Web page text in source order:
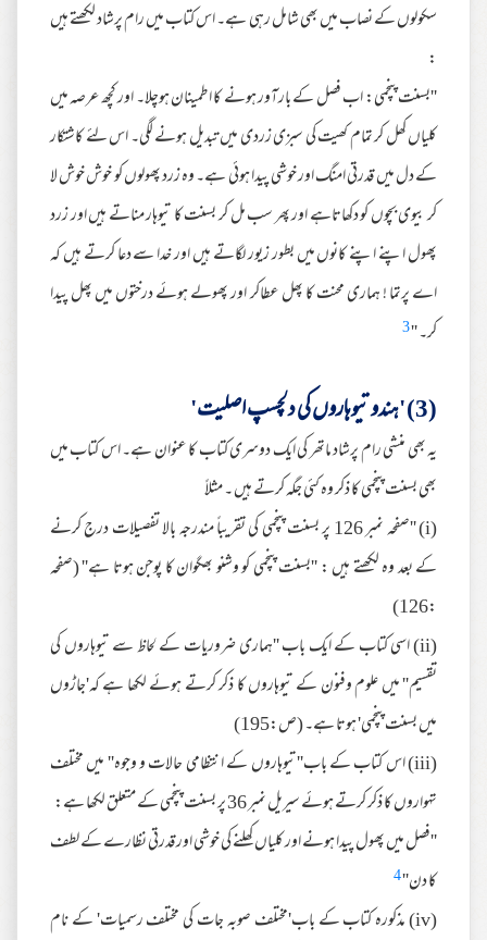
سکولوں کے نصاب میں بھی شامل رہی ہے۔ اس کتاب میں رام پرشاد لکھتے ہیں
:
''بسنت پنچمی: اب فصل کے بارآور ہونے کا اطمینان ہوچلا۔ اور کچھ عرصہ میں
کلیاں کھل کر تمام کھیت کی سبزی زردی میں تبدیل ہونے لگی۔ اس لئے کاشتکار
کے دل میں قدرتی امنگ اور خوشی پیدا ہوئی ہے۔ وہ زرد پھولوں کو خوش خوش لا
کر بیوی بچوں کو دکھاتاہے اور پھر سب مل کر بسنت کا تیوہار مناتے ہیں اور زرد
پھول اپنے اپنے کانوں میں بطور زیور لگاتے ہیں اور خدا سے دعا کرتے ہیں کہ
اے پرتما ! ہماری محنت کا پھل عطاکر اور پھولے ہوئے درختوں میں پھل پیدا
کر۔ ''3
(3) 'ہندو تیوہاروں کی دلچسپ اصلیت'
یہ بھی منشی رام پرشاد ماتھر کی ایک دوسری کتاب کا عنوان ہے۔ اس کتاب میں
بھی بسنت پنچمی کا ذکر وہ کئی جگہ کرتے ہیں ۔ مثلاً
(i) ''صفحہ نمبر 126 پر بسنت پنچمی کی تقریباً مندرجہ بالا تفصیلات درج کرنے
کے بعد وہ لکھتے ہیں : ''بسنت پنچمی کو وشنو بھگوان کا پوجن ہوتا ہے'' (صفحہ
:126)
(ii) اسی کتاب کے ایک باب ''ہماری ضروریات کے لحاظ سے تیوہاروں کی
تقسیم'' میں علوم وفنون کے تیوہاروں کا ذکر کرتے ہوئے لکھا ہے کہ'جاڑوں
میں بسنت پنچمی' ہوتا ہے۔ (ص:195)
(iii) اس کتاب کے باب''تیوہاروں کے انتظامی حالات و وجوہ'' میں مختلف
تہواروں کا ذکر کرتے ہوئے سیریل نمبر 36 پر بسنت پنچمی کے متعلق لکھا ہے:
''فصل میں پھول پیدا ہونے اور کلیاں کھلنے کی خوشی اور قدرتی نظارے کے لطف
کا دن''4
(iv) مذکورہ کتاب کے باب'مختلف صوبہ جات کی مختلف رسمیات' کے نام